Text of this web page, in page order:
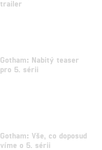
trailer
Gotham: Nabitý teaser
pro 5. sérii
Gotham: Vše, co doposud
víme o 5. sérii